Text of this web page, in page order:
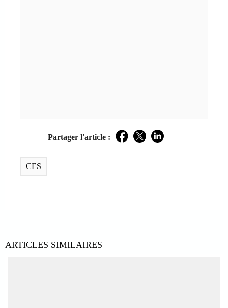
Partager l'article : Facebook
TwitterLinkedIn
CES
ARTICLES SIMILAIRES